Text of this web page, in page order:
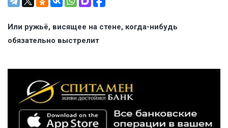
Или ружьё, висящее на стене, когда-нибудь
обязательно выстрелит